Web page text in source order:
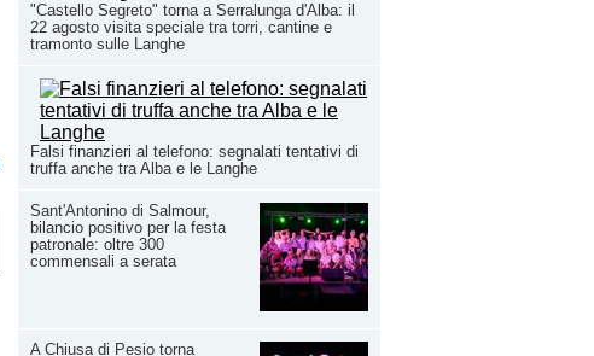
"Castello Segreto" torna a Serralunga d'Alba: il
22 agosto visita speciale tra torri, cantine e
tramonto sulle Langhe
Falsi finanzieri al telefono: segnalati tentativi di
truffa anche tra Alba e le Langhe
Sant'Antonino di Salmour,
bilancio positivo per la festa
patronale: oltre 300
commensali a serata
A Chiusa di Pesio torna